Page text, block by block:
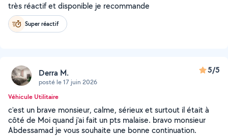
très réactif et disponible je recommande
Super réactif
Derra M.
posté le 17 juin 2026
5/5
Véhicule Utilitaire
c'est un brave monsieur, calme, sérieux et surtout il était à
côté de Moi quand j'ai fait un pts malaise. bravo monsieur
Abdessamad je vous souhaite une bonne continuation.